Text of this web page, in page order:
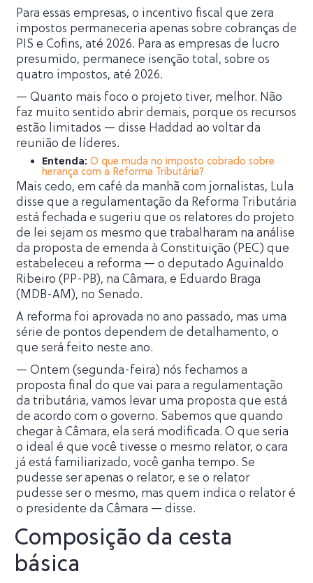
Para essas empresas, o incentivo fiscal que zera
impostos permaneceria apenas sobre cobranças de
PIS e Cofins, até 2026. Para as empresas de lucro
presumido, permanece isenção total, sobre os
quatro impostos, até 2026.
— Quanto mais foco o projeto tiver, melhor. Não
faz muito sentido abrir demais, porque os recursos
estão limitados — disse Haddad ao voltar da
reunião de líderes.
Entenda: O que muda no imposto cobrado sobre
herança com a Reforma Tributária?
Mais cedo, em café da manhã com jornalistas, Lula
disse que a regulamentação da Reforma Tributária
está fechada e sugeriu que os relatores do projeto
de lei sejam os mesmo que trabalharam na análise
da proposta de emenda à Constituição (PEC) que
estabeleceu a reforma — o deputado Aguinaldo
Ribeiro (PP-PB), na Câmara, e Eduardo Braga
(MDB-AM), no Senado.
A reforma foi aprovada no ano passado, mas uma
série de pontos dependem de detalhamento, o
que será feito neste ano.
— Ontem (segunda-feira) nós fechamos a
proposta final do que vai para a regulamentação
da tributária, vamos levar uma proposta que está
de acordo com o governo. Sabemos que quando
chegar à Câmara, ela será modificada. O que seria
o ideal é que você tivesse o mesmo relator, o cara
já está familiarizado, você ganha tempo. Se
pudesse ser apenas o relator, e se o relator
pudesse ser o mesmo, mas quem indica o relator é
o presidente da Câmara — disse.
Composição da cesta
básica